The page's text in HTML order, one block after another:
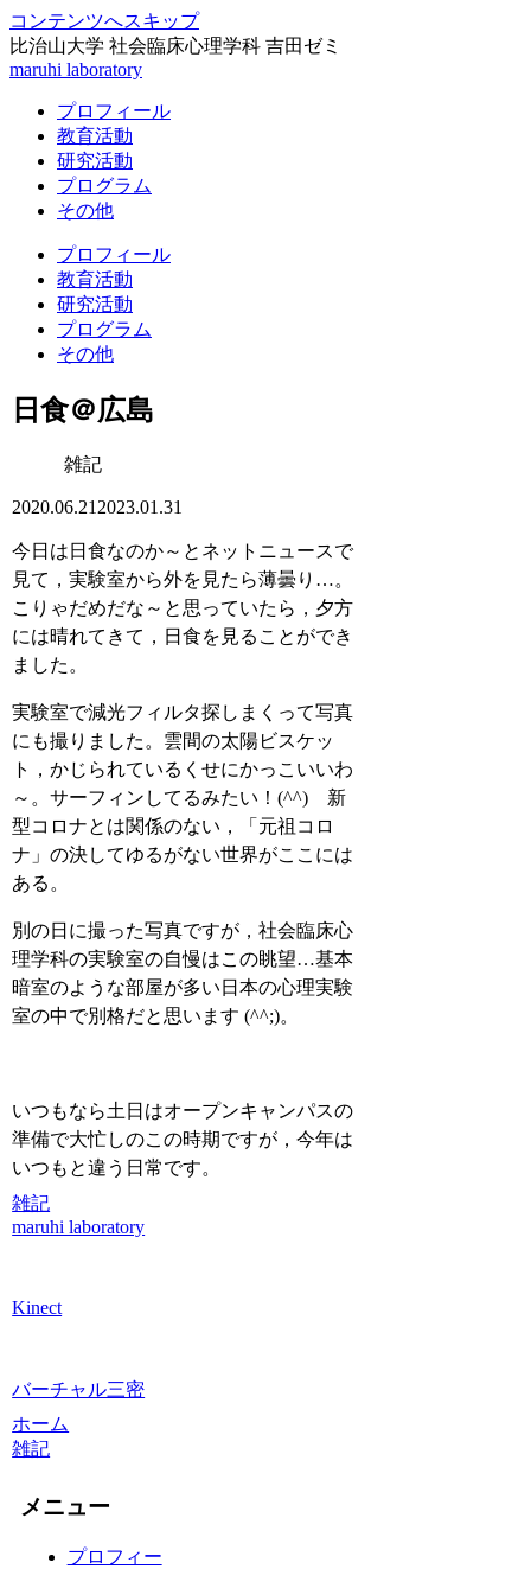
コンテンツへスキップ
比治山大学 社会臨床心理学科 吉田ゼミ
maruhi laboratory
プロフィール
教育活動
研究活動
プログラム
その他
プロフィール
教育活動
研究活動
プログラム
その他
日食＠広島
雑記
2020.06.21 2023.01.31
今日は日食なのか～とネットニュースで
見て，実験室から外を見たら薄曇り…。
こりゃだめだな～と思っていたら，夕方
には晴れてきて，日食を見ることができ
ました。
実験室で減光フィルタ探しまくって写真
にも撮りました。雲間の太陽ビスケッ
ト，かじられているくせにかっこいいわ
～。サーフィンしてるみたい！(^^) 新
型コロナとは関係のない，「元祖コロ
ナ」の決してゆるがない世界がここには
ある。
別の日に撮った写真ですが，社会臨床心
理学科の実験室の自慢はこの眺望…基本
暗室のような部屋が多い日本の心理実験
室の中で別格だと思います (^^;)。
いつもなら土日はオープンキャンパスの
準備で大忙しのこの時期ですが，今年は
いつもと違う日常です。
雑記
maruhi laboratory
Kinect
バーチャル三密
ホーム
雑記
メニュー
プロフィー